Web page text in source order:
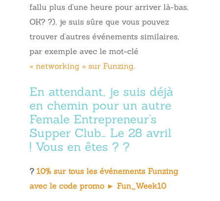
fallu plus d’une heure pour arriver là-bas,
OK? ?), je suis sûre que vous pouvez
trouver d’autres événements similaires,
par exemple avec le mot-clé
« networking » sur Funzing.
En attendant, je suis déjà
en chemin pour un autre
Female Entrepreneur’s
Supper Club… Le 28 avril
! Vous en êtes ? ?
? 10% sur tous les événements Funzing
avec le code promo ► Fun_Week10